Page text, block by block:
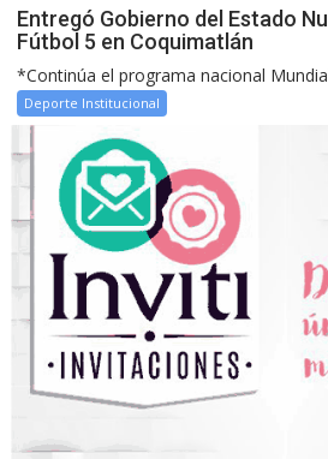
Entregó Gobierno del Estado
Fútbol 5 en Coquimatlán
*Continúa el programa nacional
Deporte Institucional